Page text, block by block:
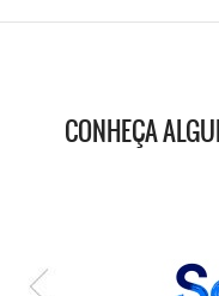
CONHEÇA